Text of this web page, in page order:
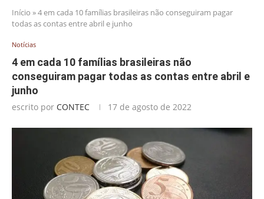
Início »4 em cada 10 famílias brasileiras não conseguiram pagar
todas as contas entre abril e junho
Notícias
4 em cada 10 famílias brasileiras não
conseguiram pagar todas as contas entre abril e
junho
escrito por CONTEC 17 de agosto de 2022